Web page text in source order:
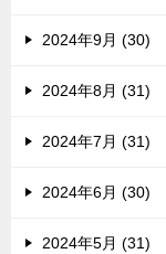
2024年9月 (30)
2024年8月 (31)
2024年7月 (31)
2024年6月 (30)
2024年5月 (31)